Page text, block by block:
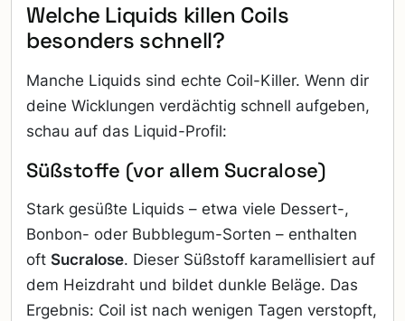
Welche Liquids killen Coils
besonders schnell?
Manche Liquids sind echte Coil-Killer. Wenn dir
deine Wicklungen verdächtig schnell aufgeben,
schau auf das Liquid-Profil:
Süßstoffe (vor allem Sucralose)
Stark gesüßte Liquids – etwa viele Dessert-,
Bonbon- oder Bubblegum-Sorten – enthalten
oft Sucralose. Dieser Süßstoff karamellisiert auf
dem Heizdraht und bildet dunkle Beläge. Das
Ergebnis: Coil ist nach wenigen Tagen verstopft,